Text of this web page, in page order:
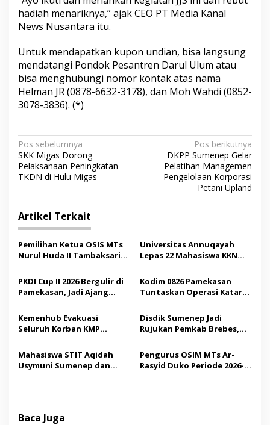
hadiah menariknya,” ajak CEO PT Media Kanal
News Nusantara itu.
Untuk mendapatkan kupon undian, bisa langsung
mendatangi Pondok Pesantren Darul Ulum atau
bisa menghubungi nomor kontak atas nama
Helman JR (0878-6632-3178), dan Moh Wahdi (0852-
3078-3836). (*)
N
a
v
g
a
s
i
p
o
s
Pos sebelumnya
SKK Migas Dorong
Pelaksanaan Peningkatan
TKDN di Hulu Migas
Pos berikutnya
DKPP Sumenep Gelar
Pelatihan Managemen
Pengelolaan Korporasi
Petani Upland
Artikel Terkait
Pemilihan Ketua OSIS MTs
Nurul Huda II Tambaksari
Demokrasi bagi Siswa
Universitas Annuqayah
Lepas 22 Mahasiswa KKN
Saudi
PKDI Cup II 2026 Bergulir di
Pamekasan, Jadi Ajang
Madura
Kodim 0826 Pamekasan
Tuntaskan Operasi Katarak
Tindakan Medis
Kemenhub Evakuasi
Seluruh Korban KMP
Operator Diaudit
Disdik Sumenep Jadi
Rujukan Pemkab Brebes,
Pendidikan Berbasis
Budaya
Mahasiswa STIT Aqidah
Usymuni Sumenep dan
Pengurus OSIM MTs Ar-
Rasyid Duko Periode 2026-
Baca Juga